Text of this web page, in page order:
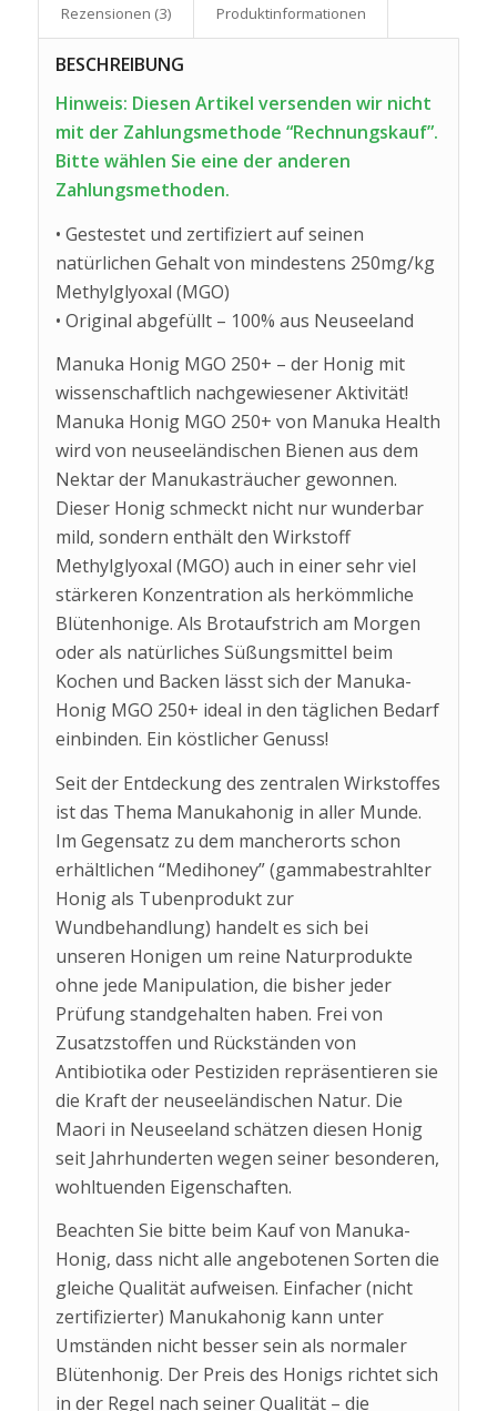
Rezensionen (3) Produkt­informationen
BESCHREIBUNG
Hinweis: Diesen Artikel versenden wir nicht
mit der Zahlungsmethode “Rechnungskauf”.
Bitte wählen Sie eine der anderen
Zahlungsmethoden.
• Gestestet und zertifiziert auf seinen
natürlichen Gehalt von mindestens 250mg/kg
Methylglyoxal (MGO)
• Original abgefüllt – 100% aus Neuseeland
Manuka Honig MGO 250+ – der Honig mit
wissenschaftlich nachgewiesener Aktivität!
Manuka Honig MGO 250+ von Manuka Health
wird von neuseeländischen Bienen aus dem
Nektar der Manukasträucher gewonnen.
Dieser Honig schmeckt nicht nur wunderbar
mild, sondern enthält den Wirkstoff
Methylglyoxal (MGO) auch in einer sehr viel
stärkeren Konzentration als herkömmliche
Blütenhonige. Als Brotaufstrich am Morgen
oder als natürliches Süßungsmittel beim
Kochen und Backen lässt sich der Manuka-
Honig MGO 250+ ideal in den täglichen Bedarf
einbinden. Ein köstlicher Genuss!
Seit der Entdeckung des zentralen Wirkstoffes
ist das Thema Manukahonig in aller Munde.
Im Gegensatz zu dem mancherorts schon
erhältlichen “Medihoney” (gammabestrahlter
Honig als Tubenprodukt zur
Wundbehandlung) handelt es sich bei
unseren Honigen um reine Naturprodukte
ohne jede Manipulation, die bisher jeder
Prüfung standgehalten haben. Frei von
Zusatzstoffen und Rückständen von
Antibiotika oder Pestiziden repräsentieren sie
die Kraft der neuseeländischen Natur. Die
Maori in Neuseeland schätzen diesen Honig
seit Jahrhunderten wegen seiner besonderen,
wohltuenden Eigenschaften.
Beachten Sie bitte beim Kauf von Manuka-
Honig, dass nicht alle angebotenen Sorten die
gleiche Qualität aufweisen. Einfacher (nicht
zertifizierter) Manukahonig kann unter
Umständen nicht besser sein als normaler
Blütenhonig. Der Preis des Honigs richtet sich
in der Regel nach seiner Qualität – die